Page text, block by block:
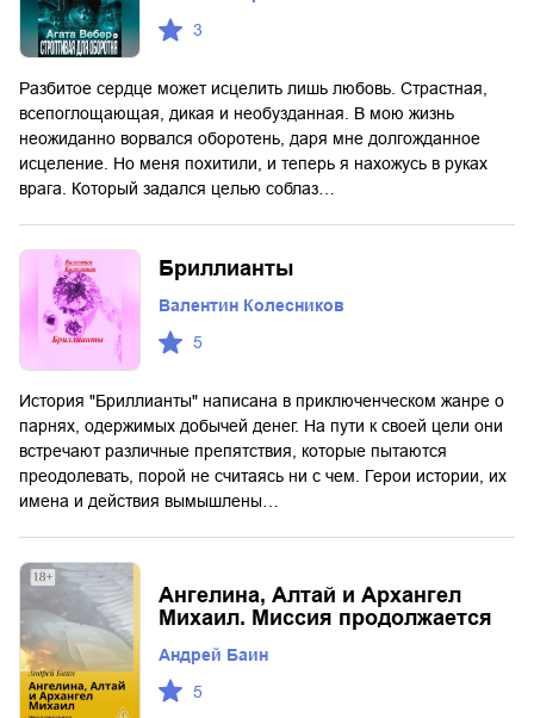
3
Разбитое сердце может исцелить лишь любовь. Страстная,
всепоглощающая, дикая и необузданная. В мою жизнь
неожиданно ворвался оборотень, даря мне долгожданное
исцеление. Но меня похитили, и теперь я нахожусь в руках
врага. Который задался целью соблаз…
Бриллианты
Валентин Колесников
5
История "Бриллианты" написана в приключенческом жанре о
парнях, одержимых добычей денег. На пути к своей цели они
встречают различные препятствия, которые пытаются
преодолевать, порой не считаясь ни с чем. Герои истории, их
имена и действия вымышлены…
Ангелина, Алтай и Архангел
Михаил. Миссия продолжается
Андрей Баин
5